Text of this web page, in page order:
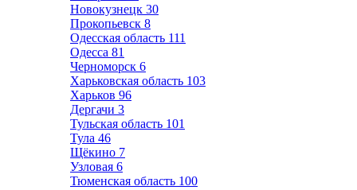
Новокузнецк 30
Прокопьевск 8
Одесская область 111
Одесса 81
Черноморск 6
Харьковская область 103
Харьков 96
Дергачи 3
Тульская область 101
Тула 46
Щёкино 7
Узловая 6
Тюменская область 100